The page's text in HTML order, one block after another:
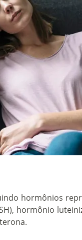
hormônios
hormônio